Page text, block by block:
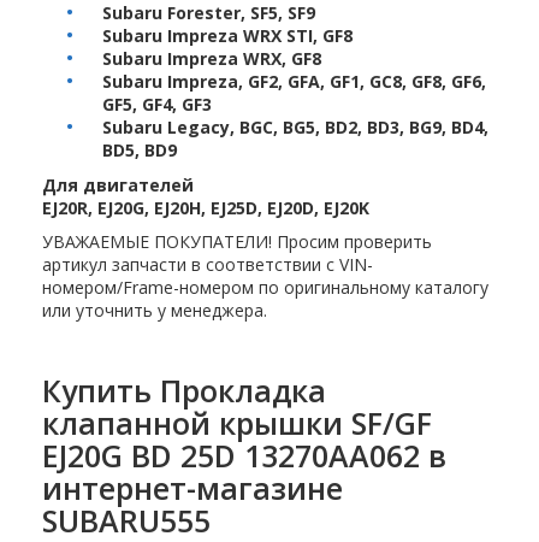
Subaru Forester, SF5, SF9
Subaru Impreza WRX STI, GF8
Subaru Impreza WRX, GF8
Subaru Impreza, GF2, GFA, GF1, GC8, GF8, GF6,
GF5, GF4, GF3
Subaru Legacy, BGC, BG5, BD2, BD3, BG9, BD4,
BD5, BD9
Для двигателей
EJ20R, EJ20G, EJ20H, EJ25D, EJ20D, EJ20K
УВАЖАЕМЫЕ ПОКУПАТЕЛИ! Просим проверить
артикул запчасти в соответствии с VIN-
номером/Frame-номером по оригинальному каталогу
или уточнить у менеджера.
Купить Прокладка
клапанной крышки SF/GF
EJ20G BD 25D 13270AA062 в
интернет-магазине
SUBARU555